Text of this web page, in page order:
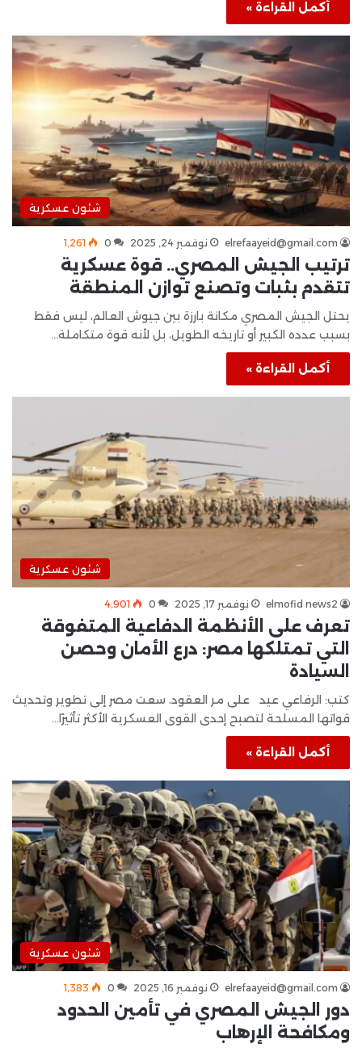
أكمل القراءة »
شئون عسكرية
elrefaayeid@gmail.com نوفمبر 24, 2025 0 1٬261
ترتيب الجيش المصري.. قوة عسكرية
تتقدم بثبات وتصنع توازن المنطقة
يحتل الجيش المصري مكانة بارزة بين جيوش العالم، ليس فقط
بسبب عدده الكبير أو تاريخه الطويل، بل لأنه قوة متكاملة…
أكمل القراءة »
شئون عسكرية
elmofid news2 نوفمبر 17, 2025 0 4٬901
تعرف على الأنظمة الدفاعية المتفوقة
التي تمتلكها مصر: درع الأمان وحصن
السيادة
كتب: الرفاعي عيد على مر العقود، سعت مصر إلى تطوير وتحديث
قواتها المسلحة لتصبح إحدى القوى العسكرية الأكثر تأثيرًا…
أكمل القراءة »
شئون عسكرية
elrefaayeid@gmail.com نوفمبر 16, 2025 0 1٬383
دور الجيش المصري في تأمين الحدود
ومكافحة الإرهاب